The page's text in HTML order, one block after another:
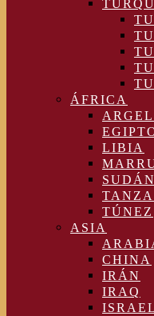
ÁFRICA
LIBIA
SUDÁN
TÚNEZ
ASIA
CHINA
IRÁN
IRAQ
ISRAEL